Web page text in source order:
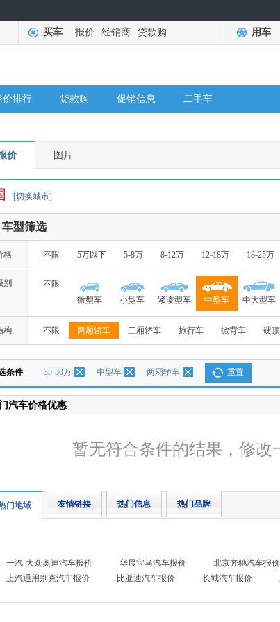
买车 报价 经销商 贷款购 用车
价排行 贷款购 促销信息 二手车
价 图片
[切换城市]
车型筛选
格 不限 5万以下 5-8万 8-12万 12-18万 18-25万
别
不限
微型车
小型车 紧凑型车 中型车 中大型车
构 不限 两厢轿车 三厢轿车 旅行车 掀背车 硬
条件 35-50万 中型车 两厢轿车 重置
汽车价格优惠
暂无符合条件的结果，修改
门地域 友情链接 热门信息 热门品牌
一汽-大众奥迪汽车报价 华晨宝马汽车报价 北京奔驰汽车报价
上汽通用别克汽车报价
比亚迪汽车报价 长城汽车报价